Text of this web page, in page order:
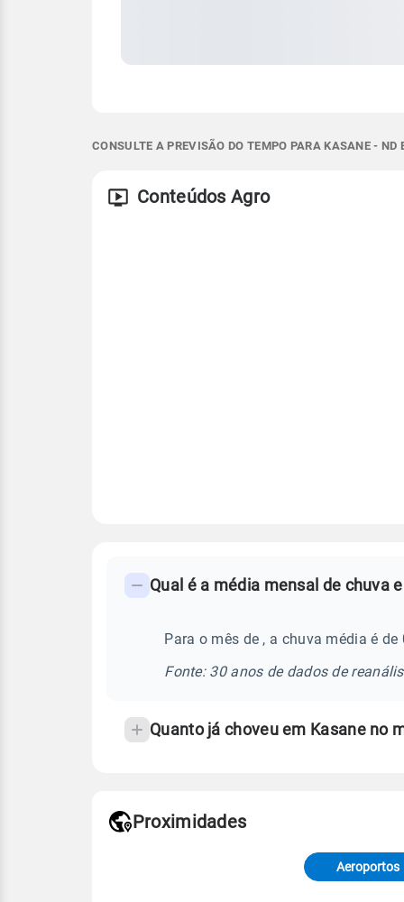
CONSULTE A PREVISÃO DO TEMPO PARA KASANE - ND
Conteúdos Agro
frequentes
temperatura
Para o mês de , a chuva média é
Fonte: 30 anos de dados de
Quanto já choveu em Kasane no
de Tempo e Estudos Climáticos
Proximidades
Aeroportos